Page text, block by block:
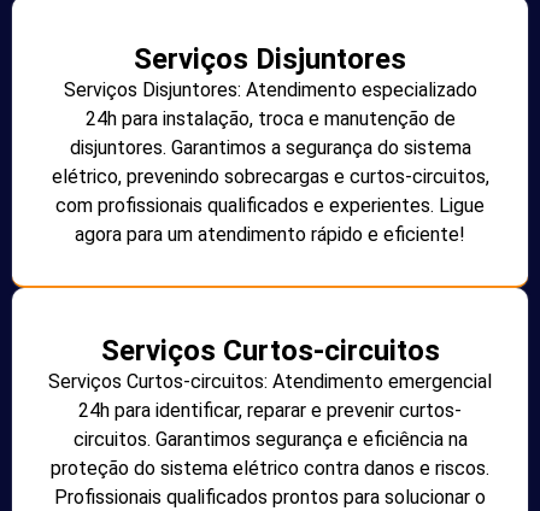
Serviços Disjuntores
Serviços Disjuntores: Atendimento especializado
24h para instalação, troca e manutenção de
disjuntores. Garantimos a segurança do sistema
elétrico, prevenindo sobrecargas e curtos-circuitos,
com profissionais qualificados e experientes. Ligue
agora para um atendimento rápido e eficiente!
Serviços Curtos-circuitos
Serviços Curtos-circuitos: Atendimento emergencial
24h para identificar, reparar e prevenir curtos-
circuitos. Garantimos segurança e eficiência na
proteção do sistema elétrico contra danos e riscos.
Profissionais qualificados prontos para solucionar o